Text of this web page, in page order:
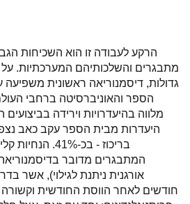
הרקע לעבודה זו הוא השכיחות
מתבגרים והשלכותיהם המערכתיות. על
הספר והאוניברסיטה ברחבי
מלווה בהיעדרויות וירידה
בריכוז - בכ-
המתבגרים מדובר
חודשים לאחר הווסת החודשית וקשורה